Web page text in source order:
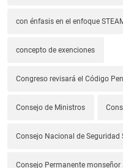
con énfasis en el enfoque
concepto de exenciones
Congreso revisará el Código
Consejo de Ministros
Consejo Nacional de
Consejo Permanente monseñor